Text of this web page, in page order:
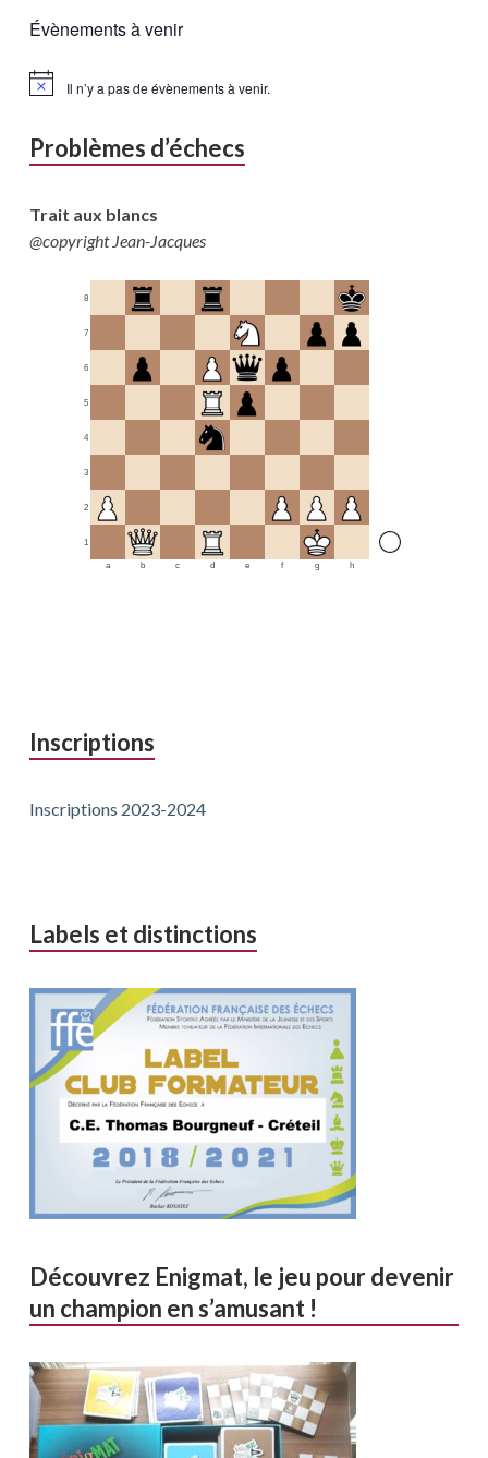
Évènements à venir
Il n’y a pas de évènements à venir.
Problèmes d’échecs
Trait aux blancs
@copyright Jean-Jacques
1
2
3
4
5
6
7
8
a b c d e f g h
Inscriptions
Inscriptions 2023-2024
Labels et distinctions
Découvrez Enigmat, le jeu pour devenir
un champion en s’amusant !